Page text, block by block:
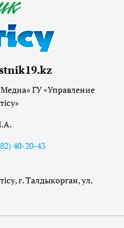
ГУ «Управление
40-20-43
г. Талдыкорган, ул.